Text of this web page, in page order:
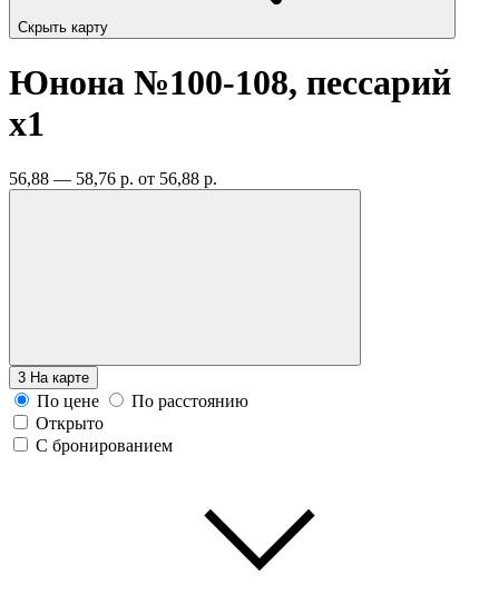
Скрыть карту
Юнона №100-108, пессарий
x1
56,88 — 58,76 р. от 56,88 р.
3 На карте
По цене
По расстоянию
Открыто
С бронированием